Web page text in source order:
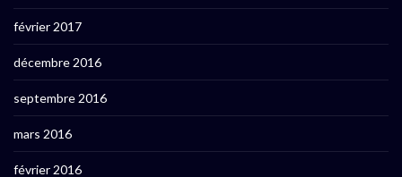
février 2017
décembre 2016
septembre 2016
mars 2016
février 2016